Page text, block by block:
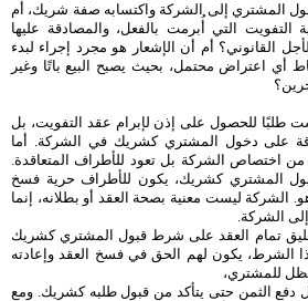
المشتري إلى الشركة واكتسابه صفة شريك، أم
التي أُبرمت بالفعل، والمصادقة عليها
القانوني؟ أم أن الإشعار هو مجرد إجراء لبدء
اعتراض محتمل، بحيث يصبح البيع باتًا وغير
طلبًا للحصول على إذن لإبرام عقد التفويت، بل
على دخول المشتري كشريك في الشركة. أما
من اختصاص الشركة بل تعود للأطراف المتعاقدة.
المشتري كشريك، يكون للأطراف حرية فسخ
الشركة ليست معنية بصحة العقد أو بطلانه، إنما
الشركة.
تمام العقد على شرط قبول المشتري كشريك
الشرط، يكون لهم الحق في فسخ العقد وإعادته
للمشتري،
دفع الثمن حتى يتأكد من قبول طلبه كشريك. ومع